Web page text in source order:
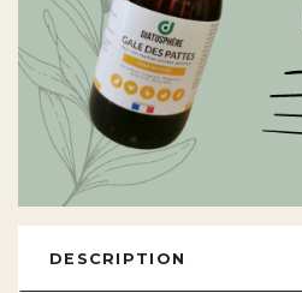
DESCRIPTION